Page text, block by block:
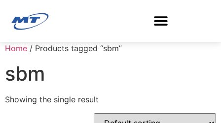
Home / Products tagged “sbm”
sbm
Showing the single result